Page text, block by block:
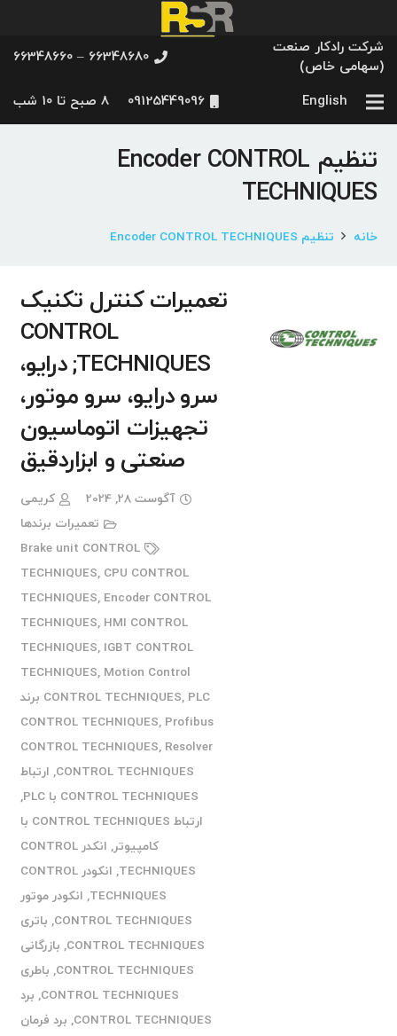
شرکت رادکار صنعت
(سهامی خاص)
66348680 – 66348660
English
09125449096 8 صبح تا 10 شب
تنظیم Encoder CONTROL
TECHNIQUES
خانه تنظیم Encoder CONTROL TECHNIQUES
تعمیرات کنترل تکنیک
CONTROL
TECHNIQUES; درایو،
سرو درایو، سرو موتور،
تجهیزات اتوماسیون
صنعتی و ابزاردقیق
آگوست 28, 2024
کریمی
تعمیرات برندها
Brake unit CONTROL
TECHNIQUES, CPU CONTROL
TECHNIQUES, Encoder CONTROL
TECHNIQUES, HMI CONTROL
TECHNIQUES, IGBT CONTROL
TECHNIQUES, Motion Control
CONTROL TECHNIQUES,
PLC برند
CONTROL TECHNIQUES, Profibus
CONTROL TECHNIQUES, Resolver
CONTROL TECHNIQUES
, ارتباط
CONTROL TECHNIQUES با PLC
,
ارتباط CONTROL TECHNIQUES با
کامپیوتر,
انکدر CONTROL
TECHNIQUES
,
انکودر CONTROL
TECHNIQUES
, انکودر موتور
CONTROL TECHNIQUES
, باتری
CONTROL TECHNIQUES
, بازرگانی
CONTROL TECHNIQUES
, باطری
CONTROL TECHNIQUES
, برد
CONTROL TECHNIQUES
, برد فرمان